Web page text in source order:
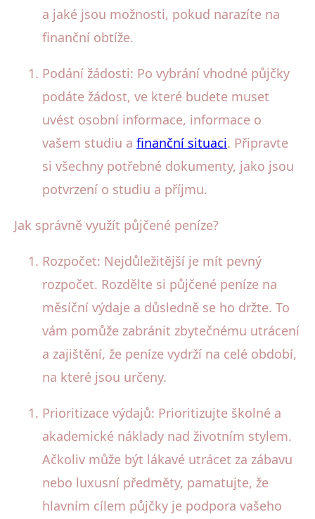
a jaké jsou možnosti, pokud narazíte na
finanční obtíže.
Podání žádosti: Po vybrání vhodné půjčky
podáte žádost, ve které budete muset
uvést osobní informace, informace o
vašem studiu a finanční situaci. Připravte
si všechny potřebné dokumenty, jako jsou
potvrzení o studiu a příjmu.
Jak správně využít půjčené peníze?
Rozpočet: Nejdůležitější je mít pevný
rozpočet. Rozdělte si půjčené peníze na
měsíční výdaje a důsledně se ho držte. To
vám pomůže zabránit zbytečnému utrácení
a zajištění, že peníze vydrží na celé období,
na které jsou určeny.
Prioritizace výdajů: Prioritizujte školné a
akademické náklady nad životním stylem.
Ačkoliv může být lákavé utrácet za zábavu
nebo luxusní předměty, pamatujte, že
hlavním cílem půjčky je podpora vašeho